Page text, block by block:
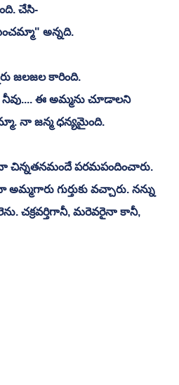
చేసి-
అన్నది.
జలజల కారింది.
నీవు.... ఈ అమ్మను చూడాలని
నా జన్మ ధన్యమైంది.
పరమపందించారు.
గుర్తుకు వచ్చారు. నన్ను
చక్రవర్తిగానీ, మరెవరైనా కానీ,